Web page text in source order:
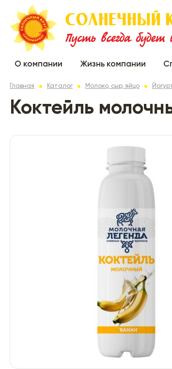
О компании Жизнь компании
Главная Каталог Молоко, сыр, яйцо
Коктейль